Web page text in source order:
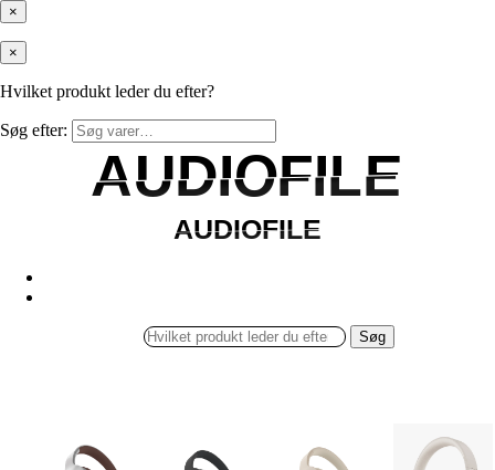
×
×
Hvilket produkt leder du efter?
Søg efter:
AUDIOFILE
AUDIOFILE
AUDIOFILE
AUDIOFILE
Søg